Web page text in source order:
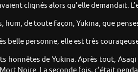
clignés alors qu’elle demandait.
hum, de toute façon, Yukina, que
belle personne, elle est très
honnêtes de Yukina. Après tout,